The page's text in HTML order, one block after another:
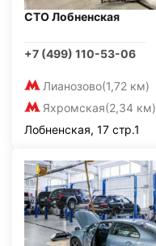
СТО Лобненская
+7 (499) 110-53-06
Лианозово(1,72 км)
Яхромская(2,34 км)
Лобненская, 17 стр.1